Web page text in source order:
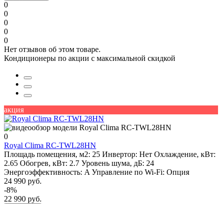
0
0
0
0
0
Нет отзывов об этом товаре.
Кондиционеры по акции с максимальной скидкой
акция
0
Royal Clima RC-TWL28HN
Площадь помещения, м2: 25 Инвертор: Нет Охлаждение, кВт:
2.65 Обогрев, кВт: 2.7 Уровень шума, дБ: 24
Энергоэффективность: A Управление по Wi-Fi: Опция
24 990 руб.
-8%
22 990 руб.